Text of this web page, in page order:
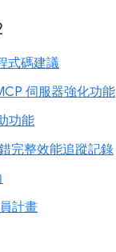
式碼建議
伺服器強化功能
功能
完整效能追蹤記錄
計畫